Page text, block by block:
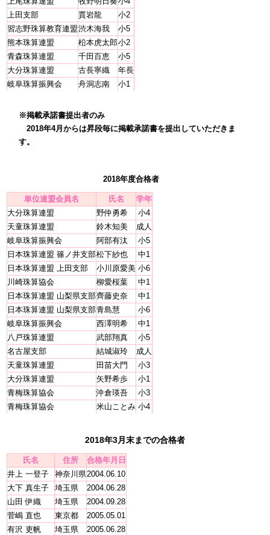
上田支部
賈岩龍
小2
習志野珠算教育連盟渋木海我
小5
熊本珠算連盟
柗本虎太郎小2
青森珠算連盟
千田百恵
小5
大分珠算連盟
古長寧織
年長
岐阜珠算振興会
舟洞志南 小1
※掲載承諾書提出者のみ
2018年4月からは昇段毎に掲載承諾書を提出していただきま
す。
2018年度合格者
単位連盟会員名 氏名
学年
大分珠算連盟
野仲勇希
小4
天童珠算連盟
鈴木知美
成人
岐阜珠算振興会
阿部有汰
小5
日本珠算連盟 篠ノ井支部松下紗也
中1
日本珠算連盟 上田支部
小川原愛美 小6
川崎珠算協会
柳愛桜葉
中1
日本珠算連盟 山梨県支部齊藤史奈
中1
日本珠算連盟 山梨県支部青島慧
小6
岐阜珠算振興会
西澤明希
中1
八戸珠算連盟
武部翔真
小5
名古屋支部
結城淑玲
成人
天童珠算連盟
田苗大門
小3
大分珠算連盟
矢野希歩
小1
青梅珠算協会
沖倉瑛吾
小3
青梅珠算協会
米山ことみ 小4
2018年3月末までの合格者
氏名 住所
合格年月日
井上 一登子
神奈川県2004.06.10
大下 真生子
埼玉県
2004.06.28
山田 伊織
埼玉県
2004.09.28
菅嶋 直也
東京都
2005.05.01
有沢 吏帆
埼玉県
2005.06.28